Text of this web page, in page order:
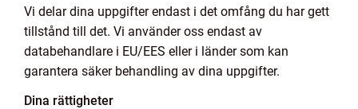
Vi delar dina uppgifter endast i det omfång du har gett
tillstånd till det. Vi använder oss endast av
databehandlare i EU/EES eller i länder som kan
garantera säker behandling av dina uppgifter.
Dina rättigheter